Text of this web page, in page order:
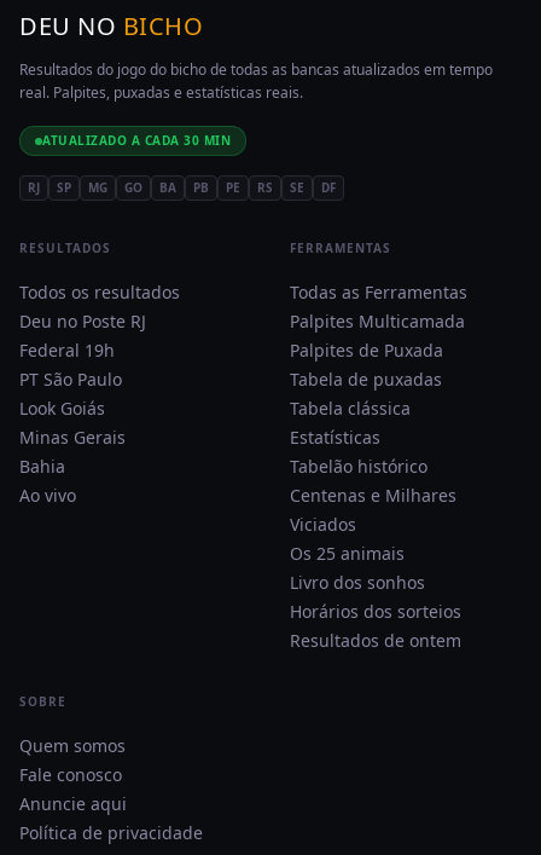
DEU NO BICHO
Resultados do jogo do bicho de todas as bancas atualizados em tempo
real. Palpites, puxadas e estatísticas reais.
ATUALIZADO A CADA 30 MIN
RJ SP MG GO BA PB PE RS SE DF
RESULTADOS
Todos os resultados
Deu no Poste RJ
Federal 19h
PT São Paulo
Look Goiás
Minas Gerais
Bahia
Ao vivo
FERRAMENTAS
Todas as Ferramentas
Palpites Multicamada
Palpites de Puxada
Tabela de puxadas
Tabela clássica
Estatísticas
Tabelão histórico
Centenas e Milhares
Viciados
Os 25 animais
Livro dos sonhos
Horários dos sorteios
Resultados de ontem
SOBRE
Quem somos
Fale conosco
Anuncie aqui
Política de privacidade